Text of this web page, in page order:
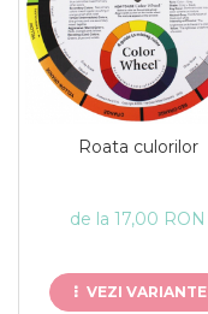
Roata culorilor
de la 17,00 RON
VEZI VARIANTE